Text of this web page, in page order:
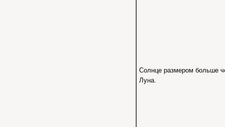
Солнце размером больше
Луна.